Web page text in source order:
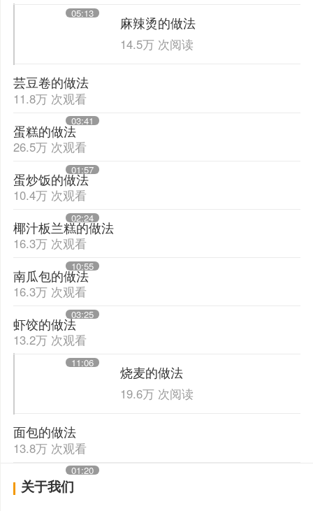
05:13
麻辣烫的做法
14.5万 次阅读
03:41
芸豆卷的做法
11.8万 次观看
01:57
蛋糕的做法
26.5万 次观看
02:24
蛋炒饭的做法
10.4万 次观看
10:55
椰汁板兰糕的做法
16.3万 次观看
03:25
南瓜包的做法
16.3万 次观看
11:06
虾饺的做法
13.2万 次观看
烧麦的做法
19.6万 次阅读
01:20
面包的做法
13.8万 次观看
关于我们